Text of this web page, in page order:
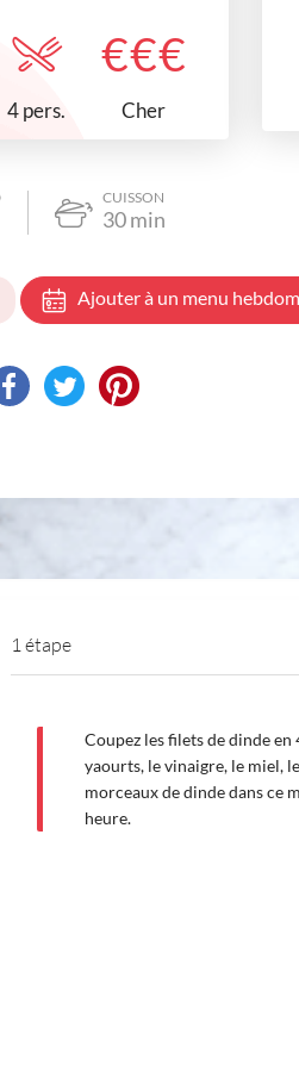
4 pers.
€€€
Cher
CUISSON
30min
Ajouter à un menu
1 étape
Coupez les filets de dinde en
yaourts, le vinaigre, le miel,
morceaux de dinde dans ce
heure.